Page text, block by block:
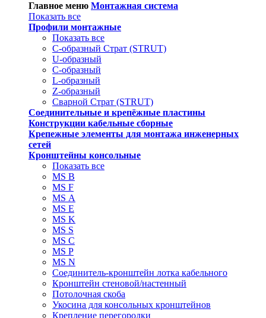
Главное меню Монтажная система
Показать все
Профили монтажные
Показать все
С-образный Страт (STRUT)
U-образный
С-образный
L-образный
Z-образный
Сварной Страт (STRUT)
Соединительные и крепёжные пластины
Конструкции кабельные сборные
Крепежные элементы для монтажа инженерных
сетей
Кронштейны консольные
Показать все
MS В
MS F
MS А
MS Е
MS K
MS S
MS C
MS P
MS N
Соединитель-кронштейн лотка кабельного
Кронштейн стеновой/настенный
Потолочная скоба
Укосина для консольных кронштейнов
Крепление перегородки